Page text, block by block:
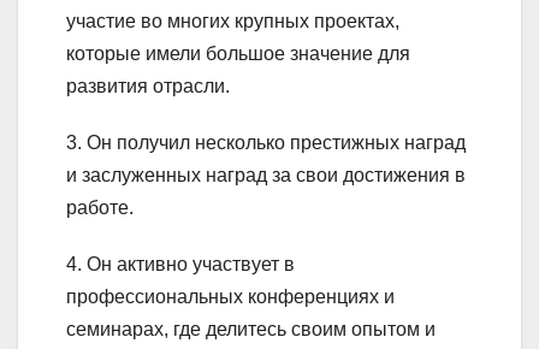
участие во многих крупных проектах,
которые имели большое значение для
развития отрасли.
3. Он получил несколько престижных наград
и заслуженных наград за свои достижения в
работе.
4. Он активно участвует в
профессиональных конференциях и
семинарах, где делитесь своим опытом и